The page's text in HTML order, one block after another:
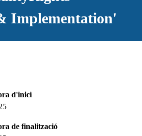
Implementation'
d'inici
de finalització